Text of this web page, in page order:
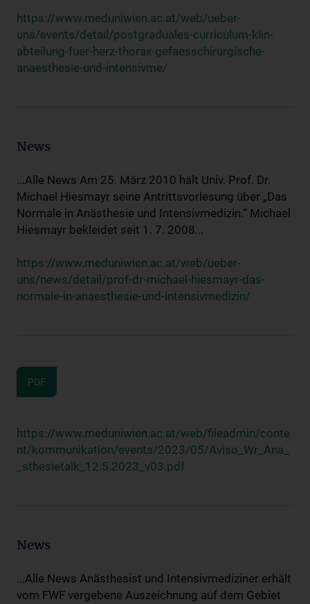
https://www.meduniwien.ac.at/web/ueber-
uns/events/detail/postgraduales-curriculum-klin-
abteilung-fuer-herz-thorax-gefaesschirurgische-
anaesthesie-und-intensivme/
News
...Alle News Am 25. März 2010 hält Univ. Prof. Dr.
Michael Hiesmayr seine Antrittsvorlesung über „Das
Normale in Anästhesie und Intensivmedizin.“ Michael
Hiesmayr bekleidet seit 1. 7. 2008...
https://www.meduniwien.ac.at/web/ueber-
uns/news/detail/prof-dr-michael-hiesmayr-das-
normale-in-anaesthesie-und-intensivmedizin/
PDF
https://www.meduniwien.ac.at/web/fileadmin/conte
nt/kommunikation/events/2023/05/Aviso_Wr_Ana_
_sthesietalk_12.5.2023_v03.pdf
News
...Alle News Anästhesist und Intensivmediziner erhält
vom FWF vergebene Auszeichnung auf dem Gebiet